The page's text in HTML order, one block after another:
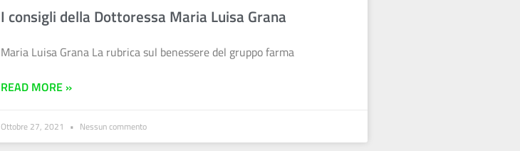
I consigli della Dottoressa Maria Luisa Grana
Maria Luisa Grana La rubrica sul benessere del gruppo farma
READ MORE »
Ottobre 27, 2021 Nessun commento